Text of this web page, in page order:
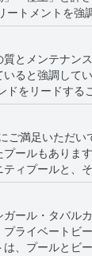
ます。メンテ
最高のスパの1つ
う意見もい
ています。
とメンテナン
ると強調して
ドをリードす
して見つける
満足いただい
ールもありま
ィプールと、
適なラウンジャ
る美しい夕日
のゲストは、
ました。また
ール・タバル
ライベートビ
、プールとビ